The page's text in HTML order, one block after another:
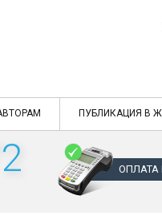
ПУБЛИКАЦИЯ В
ОПЛАТА